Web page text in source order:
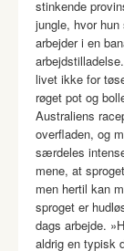
stinkende
jungle, hvor
arbejder i en
livet ikke for
røget pot og
Australiens
overfladen, og
særdeles
mene, at
men hertil kan
sproget er
dags arbejde.
aldrig en typisk